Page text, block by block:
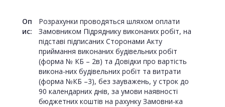
Оп
ис:
Розрахунки проводяться шляхом оплати
Замовником Підряднику виконаних робіт, на
підставі підписаних Сторонами Акту
приймання виконаних будівельних робіт
(форма № КБ – 2в) та Довідки про вартість
викона-них будівельних робіт та витрати
(форма №КБ –3), без зауважень, у строк до
90 календарних днів, за умови наявності
бюджетних коштів на рахунку Замовни-ка